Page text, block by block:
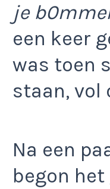
je
een keer
was toen
staan, vol
Na een
begon